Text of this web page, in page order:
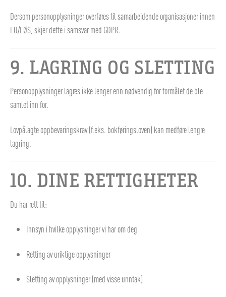
Dersom personopplysninger overføres til samarbeidende organisasjoner innen
EU/EØS, skjer dette i samsvar med GDPR.
9. LAGRING OG SLETTING
Personopplysninger lagres ikke lenger enn nødvendig for formålet de ble
samlet inn for.
Lovpålagte oppbevaringskrav (f.eks. bokføringsloven) kan medføre lengre
lagring.
10. DINE RETTIGHETER
Du har rett til:
Innsyn i hvilke opplysninger vi har om deg
Retting av uriktige opplysninger
Sletting av opplysninger (med visse unntak)